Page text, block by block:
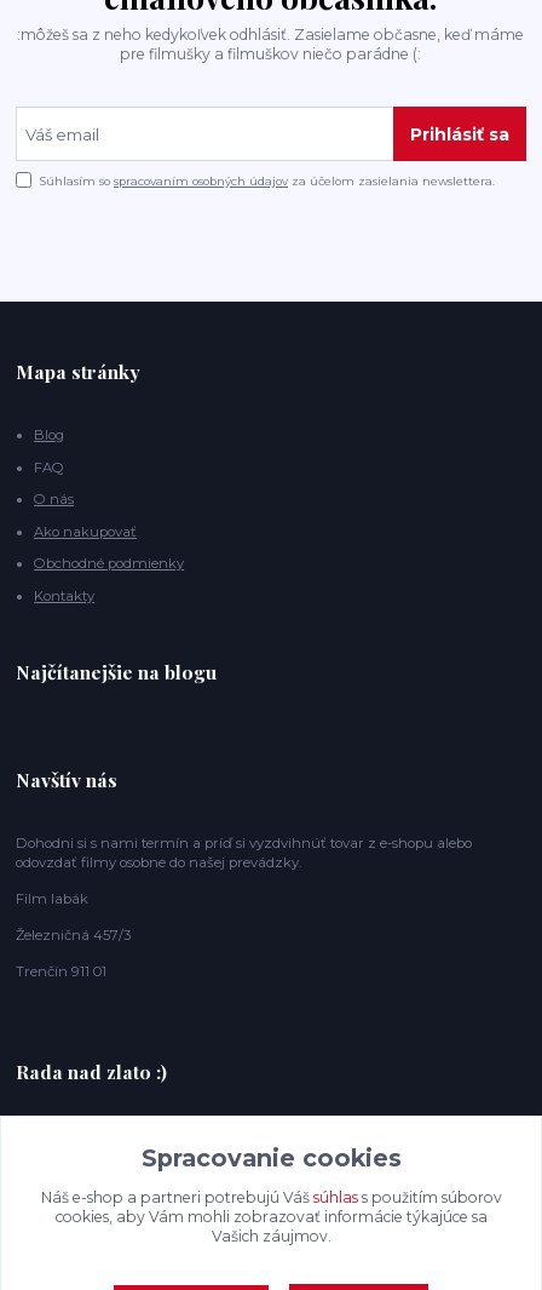
:môžeš sa z neho kedykoľvek odhlásiť. Zasielame občasne, keď máme
pre filmušky a filmuškov niečo parádne (:
Prihlásiť sa
Súhlasím sospracovaním osobných údajov za účelom zasielania newslettera.
Mapa stránky
Blog
FAQ
O nás
Ako nakupovať
Obchodné podmienky
Kontakty
Najčítanejšie na blogu
Navštív nás
Dohodni si s nami termín a príď si vyzdvihnúť tovar z e-shopu alebo
odovzdať filmy osobne do našej prevádzky.
Film labák
Železničná 457/3
Trenčín 911 01
Rada nad zlato :)
filmlabak@gmail.com
Spracovanie cookies
Náš e-shop a partneri potrebujú Váš súhlass použitím súborov
cookies, aby Vám mohli zobrazovať informácie týkajúce sa
Vašich záujmov.